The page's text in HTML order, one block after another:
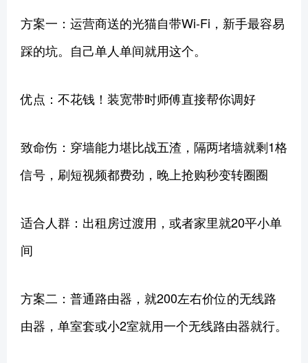
方案一：运营商送的光猫自带Wi-Fi‌，新手最容易
踩的坑。自己单人单间就用这个。
优点：不花钱！装宽带时师傅直接帮你调好
致命伤：穿墙能力堪比战五渣，隔两堵墙就剩1格
信号，刷短视频都费劲，晚上抢购秒变转圈圈
适合人群：出租房过渡用，或者家里就20平小单
间
方案二：普通路由器，就200左右价位的无线路
由器，单室套或小2室就用一个无线路由器就行。